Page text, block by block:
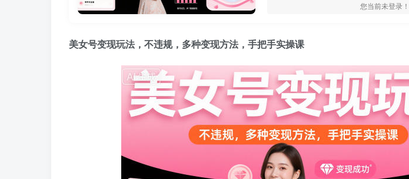
您当前未登录
美女号变现玩法 ，不违规，多种变现方法，手把手实操课